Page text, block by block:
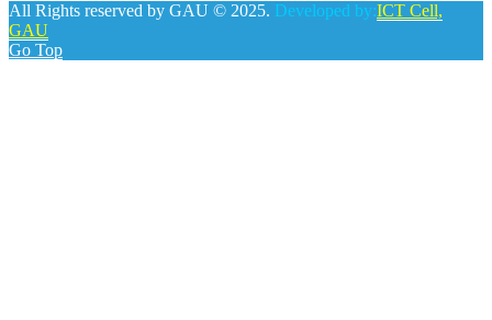
All Rights reserved by GAU © 2025. Developed by:ICT Cell,
GAU
Go Top